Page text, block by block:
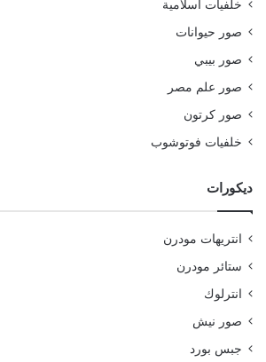
خلفيات اسلامية
صور حيوانات
صور بيبي
صور علم مصر
صور كرتون
خلفيات فوتوشوب
ديكورات
انتريهات مودرن
ستائر مودرن
انترلوك
صور نيش
جبس بورد